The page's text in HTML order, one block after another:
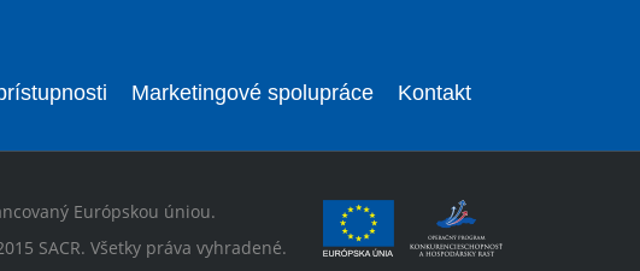
Marketingové spolupráce Kontakt
Európskou úniou.
SACR. Všetky práva vyhradené.